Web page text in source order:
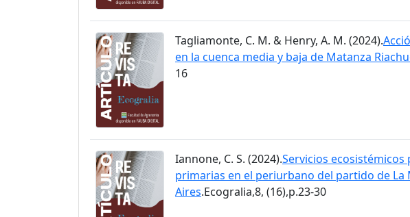
Tagliamonte, C. M. & Henry, A. M. (2024).
en la cuenca media y baja de Matanza
16
Iannone, C. S. (2024).Servicios
primarias en el periurbano del partido de La
Aires.Ecogralia,8, (16),p.23-30